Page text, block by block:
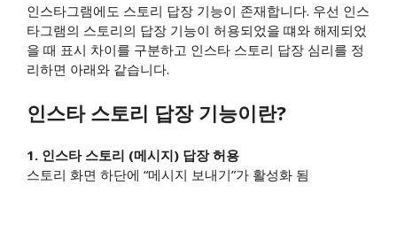
인스타그램에도 스토리 답장 기능이 존재합니다. 우선 인스
타그램의 스토리의 답장 기능이 허용되었을 떄와 해제되었
을 때 표시 차이를 구분하고 인스타 스토리 답장 심리를 정
리하면 아래와 같습니다.
인스타 스토리 답장 기능이란?
1. 인스타 스토리 (메시지) 답장 허용
스토리 화면 하단에 “메시지 보내기”가 활성화 됨